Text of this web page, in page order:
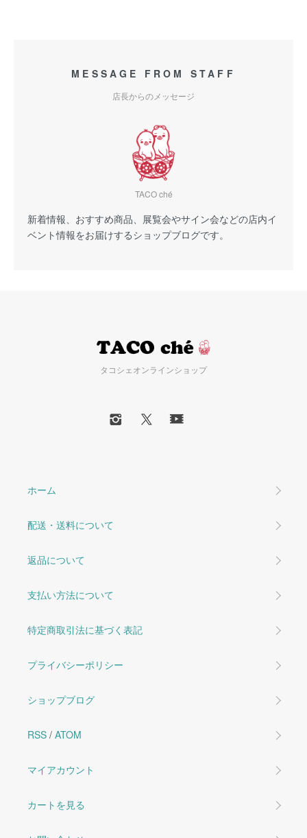
MESSAGE FROM STAFF
店長からのメッセージ
TACO ché
新着情報、おすすめ商品、展覧会やサイン会などの店内イ
ベント情報をお届けするショップブログです。
タコシェオンラインショップ
ホーム
配送・送料について
返品について
支払い方法について
特定商取引法に基づく表記
プライバシーポリシー
ショップブログ
RSS / ATOM
マイアカウント
カートを見る